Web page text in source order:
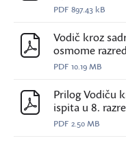
PDF 897.43 kB
Vodič kroz
osmome
PDF 10.19 MB
Prilog Vodiču
ispita u 8.
PDF 2.50 MB